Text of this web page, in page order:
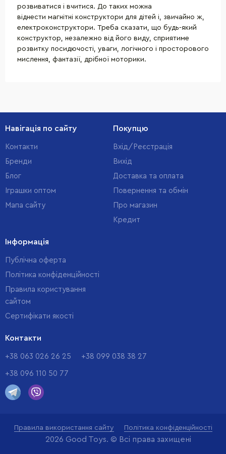
розвиватися і вчитися. До таких можна
віднести магнітні конструктори для дітей і, звичайно ж,
електроконструктори. Треба сказати, що будь-який
конструктор, незалежно від його виду, сприятиме
розвитку посидючості, уваги, логічного і просторового
мислення, фантазії, дрібної моторики.
Навігація по сайту
Контакти
Бренди
Блог
Іграшки оптом
Мапа сайту
Покупцю
Вхід/Реєстрація
Вихід
Доставка та оплата
Повернення та обмін
Про магазин
Кредит
Інформація
Публічна оферта
Політика конфіденційності
Правила користування
сайтом
Cертифікати якості
Контакти
+38 063 026 26 25 +38 099 038 38 27
+38 096 110 50 77
Правила використання сайту Політика конфіденційності
2026 Good Toys. © Всі права захищені